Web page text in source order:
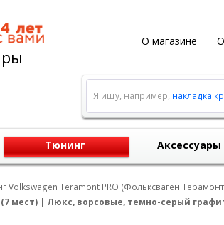
О магазине
Я ищу, например, накладка
Тюнинг Аксессуары
Volkswagen Teramont PRO (Фольксваген
мест) | Люкс, ворсовые, темно-серый